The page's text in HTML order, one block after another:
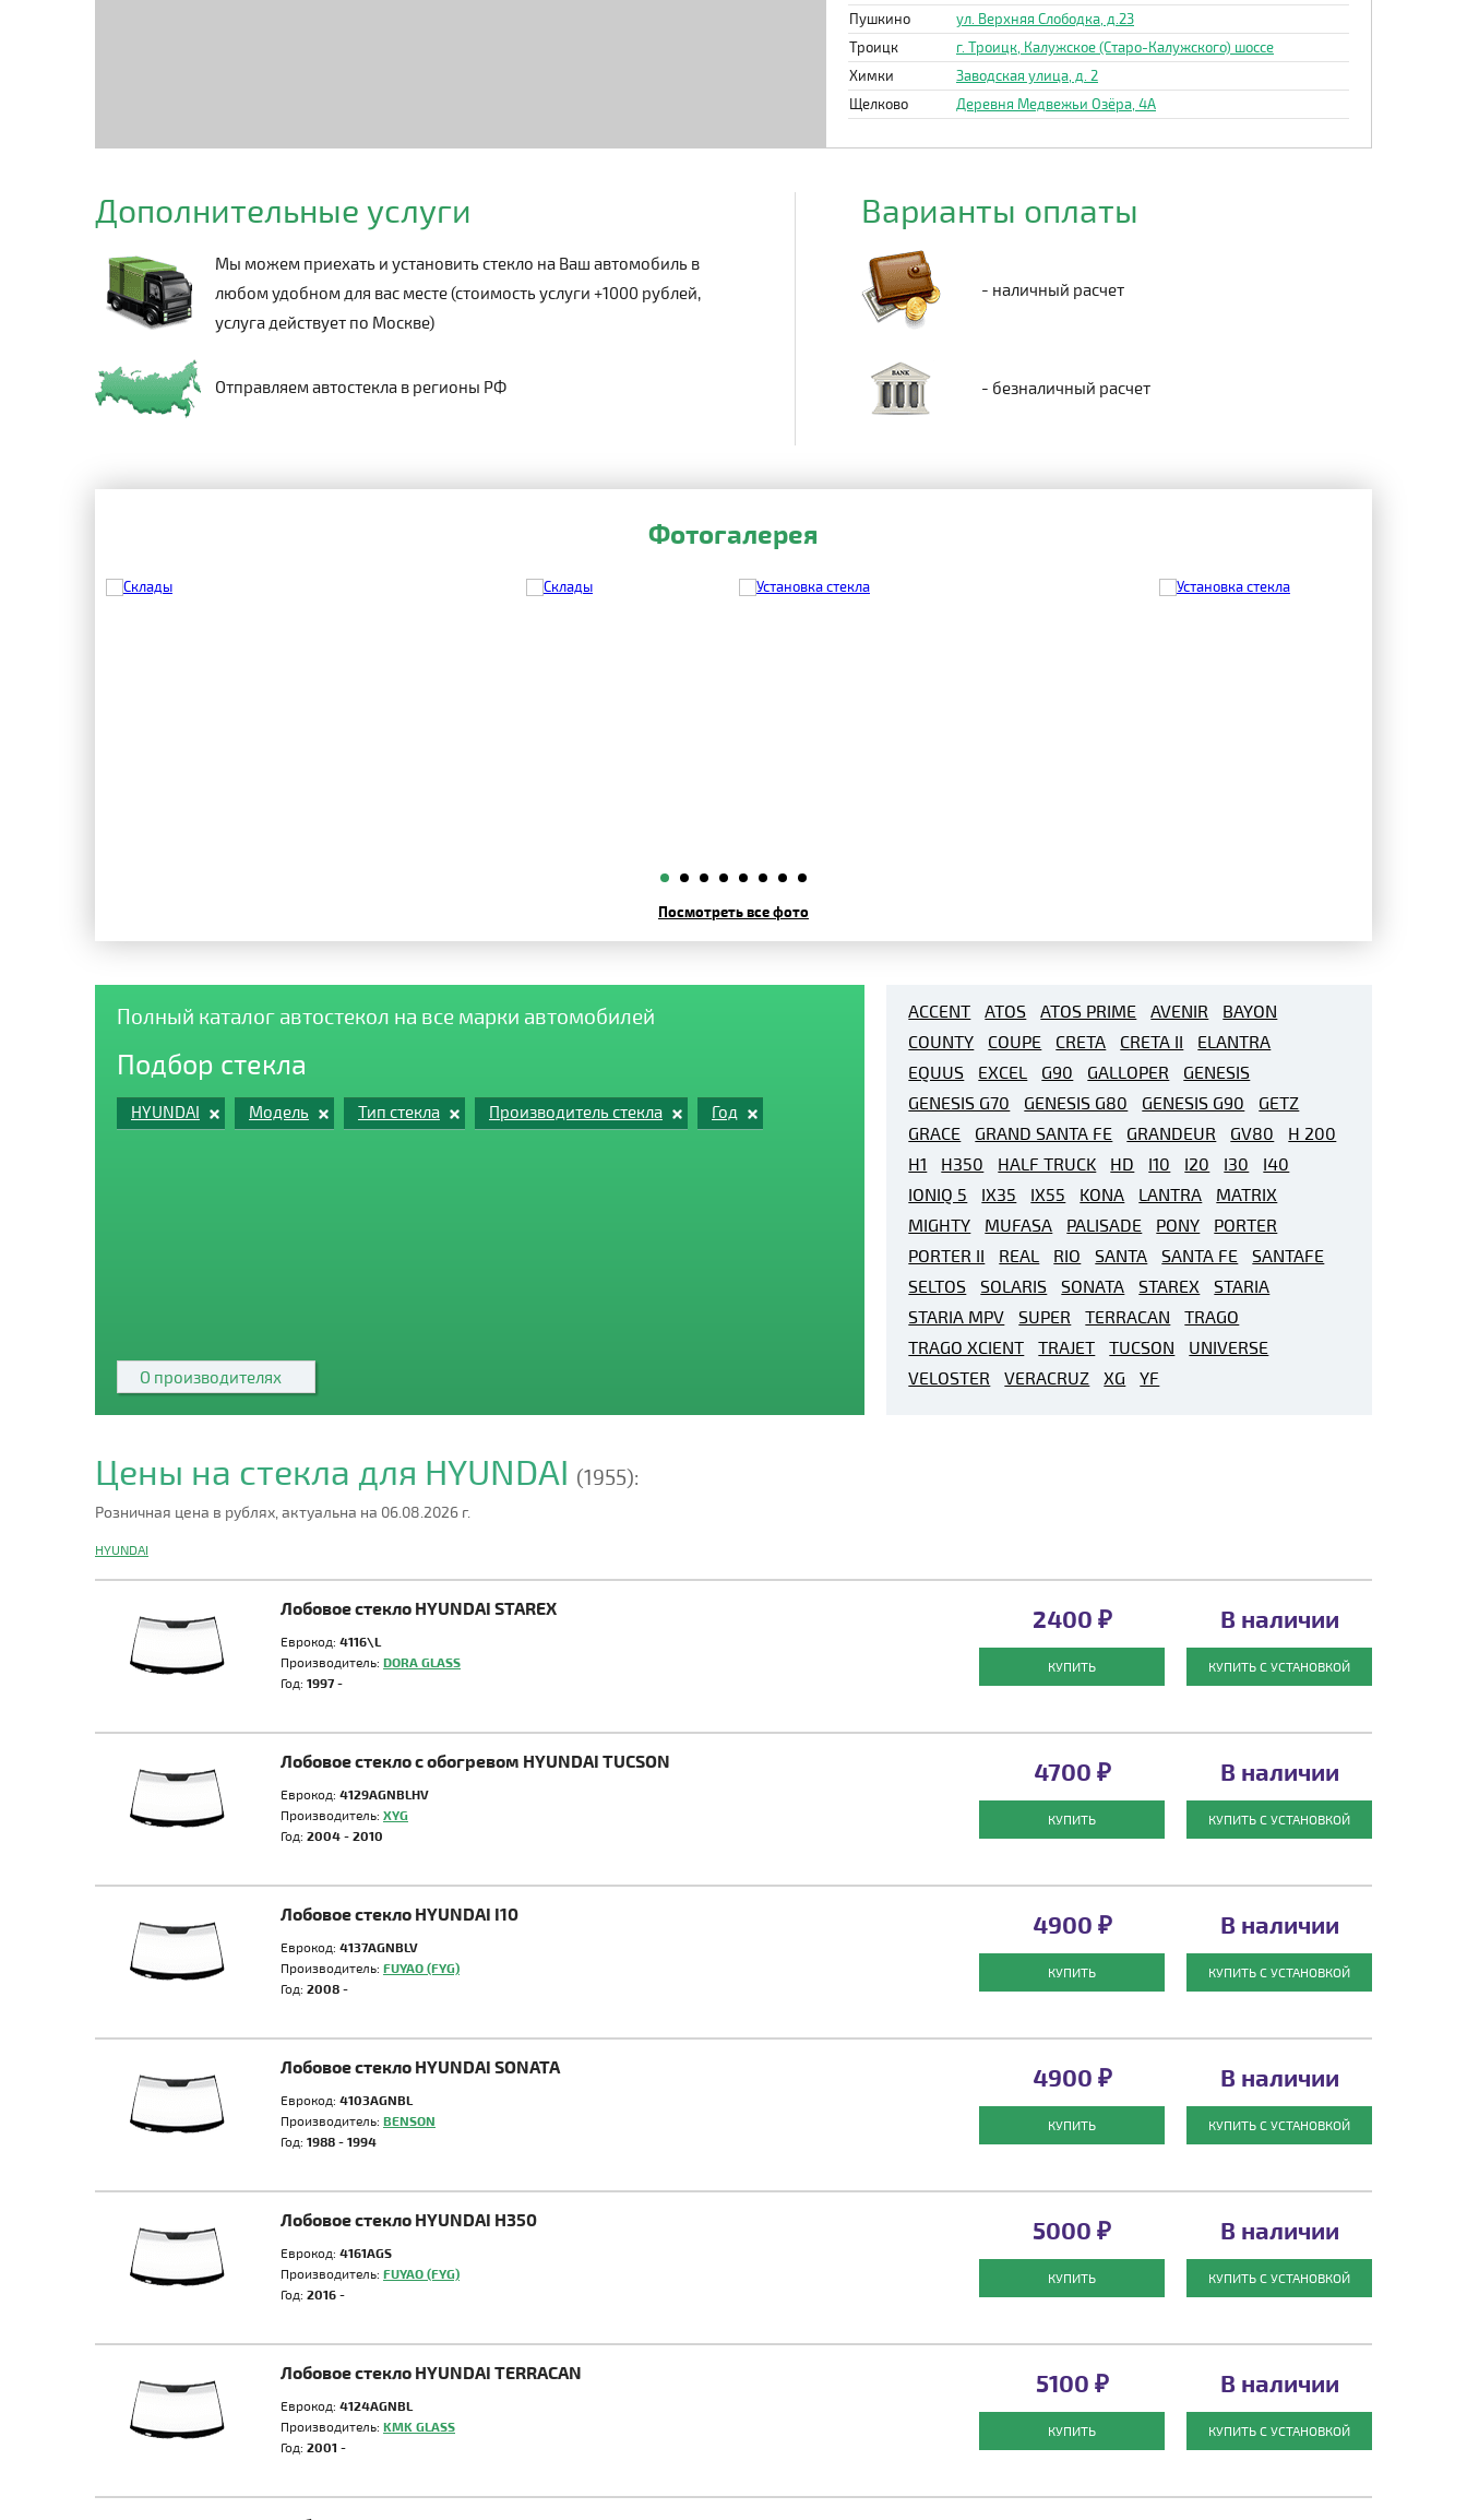
Пушкино
ул. Верхняя Слободка, д.23
Троицк
г. Троицк, Калужское (Старо-Калужского) шоссе
Химки
Заводская улица, д. 2
Щелково
Деревня Медвежьи Озёра, 4А
Дополнительные услуги
Мы можем приехать и установить стекло на Ваш автомобиль в
любом удобном для вас месте (стоимость услуги +1000 рублей,
услуга действует по Москве)
Отправляем автостекла в регионы РФ
Варианты оплаты
- наличный расчет
- безналичный расчет
Фотогалерея
Посмотреть все фото
Полный каталог автостекол на все марки автомобилей
Подбор стекла
HYUNDAI Модель Тип стекла Производитель стекла Год
О производителях
ACCENT ATOS ATOS PRIME AVENIR
BAYON
COUNTY
COUPE CRETA CRETA II
ELANTRA
EQUUS
EXCEL G90 GALLOPER
GENESIS
GENESIS G70
GENESIS G80 GENESIS G90
GETZ
GRACE
GRAND SANTA FE GRANDEUR GV80
H 200
H1
H350 HALF TRUCK HD I10 I20 I30
I40
IONIQ 5
IX35 IX55 KONA LANTRA
MATRIX
MIGHTY
MUFASA PALISADE PONY
PORTER
PORTER II
REAL RIO SANTA SANTA FE
SANTAFE
SELTOS
SOLARIS SONATA STAREX
STARIA
STARIA MPV
SUPER TERRACAN
TRAGO
TRAGO XCIENT
TRAJET TUCSON
UNIVERSE
VELOSTER
VERACRUZ XG YF
Цены на стекла для HYUNDAI (1955):
Розничная цена в рублях, актуальна на 06.08.2026 г.
HYUNDAI
Лобовое стекло HYUNDAI STAREX
Еврокод: 4116\L
Производитель: DORA GLASS
Год: 1997 -
2400 ₽
КУПИТЬ
В наличии
КУПИТЬ С УСТАНОВКОЙ
Лобовое стекло с обогревом HYUNDAI TUCSON
Еврокод: 4129AGNBLHV
Производитель: XYG
Год: 2004 - 2010
4700 ₽
КУПИТЬ
В наличии
КУПИТЬ С УСТАНОВКОЙ
Лобовое стекло HYUNDAI I10
Еврокод: 4137AGNBLV
Производитель: FUYAO (FYG)
Год: 2008 -
4900 ₽
КУПИТЬ
В наличии
КУПИТЬ С УСТАНОВКОЙ
Лобовое стекло HYUNDAI SONATA
Еврокод: 4103AGNBL
Производитель: BENSON
Год: 1988 - 1994
4900 ₽
КУПИТЬ
В наличии
КУПИТЬ С УСТАНОВКОЙ
Лобовое стекло HYUNDAI H350
Еврокод: 4161AGS
Производитель: FUYAO (FYG)
Год: 2016 -
5000 ₽
КУПИТЬ
В наличии
КУПИТЬ С УСТАНОВКОЙ
Лобовое стекло HYUNDAI TERRACAN
Еврокод: 4124AGNBL
Производитель: KMK GLASS
Год: 2001 -
5100 ₽
КУПИТЬ
В наличии
КУПИТЬ С УСТАНОВКОЙ